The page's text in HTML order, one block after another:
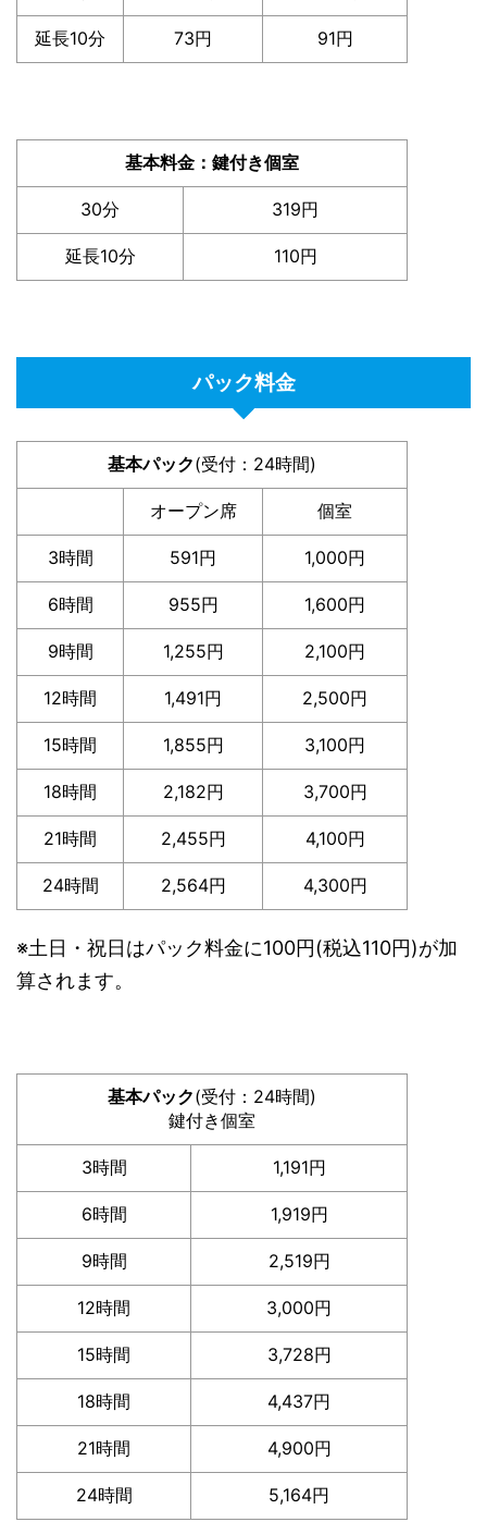
延長10分 73円 91円
基本料金：鍵付き個室
30分 319円
延長10分 110円
パック料金
基本パック(受付：24時間)
オープン席 個室
3時間 591円 1,000円
6時間 955円 1,600円
9時間 1,255円 2,100円
12時間 1,491円 2,500円
15時間 1,855円 3,100円
18時間 2,182円 3,700円
21時間 2,455円 4,100円
24時間 2,564円 4,300円
※土日・祝日はパック料金に100円(税込110円)が加
算されます。
基本パック(受付：24時間)
鍵付き個室
3時間 1,191円
6時間 1,919円
9時間 2,519円
12時間 3,000円
15時間 3,728円
18時間 4,437円
21時間 4,900円
24時間 5,164円